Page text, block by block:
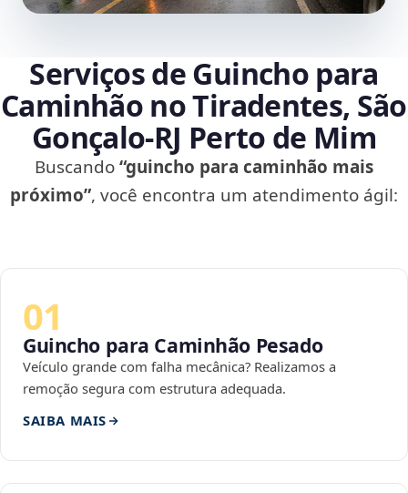
Serviços de Guincho para
Caminhão no Tiradentes, São
Gonçalo‑RJ Perto de Mim
Buscando“guincho para caminhão mais
próximo”, você encontra um atendimento ágil:
01
Guincho para Caminhão Pesado
Veículo grande com falha mecânica? Realizamos a
remoção segura com estrutura adequada.
SAIBA MAIS